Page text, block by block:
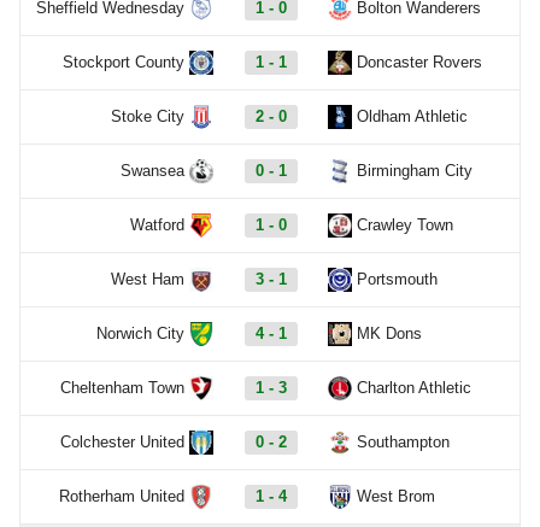
Sheffield Wednesday 1 - 0 Bolton Wanderers
Stockport County 1 - 1 Doncaster Rovers
Stoke City 2 - 0 Oldham Athletic
Swansea 0 - 1 Birmingham City
Watford 1 - 0 Crawley Town
West Ham 3 - 1 Portsmouth
Norwich City 4 - 1 MK Dons
Cheltenham Town 1 - 3 Charlton Athletic
Colchester United 0 - 2 Southampton
Rotherham United 1 - 4 West Brom